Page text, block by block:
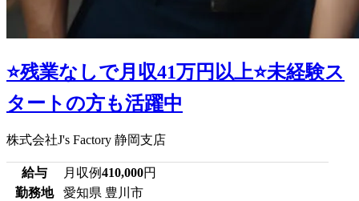
⭐残業なしで月収41万円以上⭐未経験ス
タートの方も活躍中
株式会社J's Factory 静岡支店
給与 月収例410,000円
勤務地
愛知県 豊川市